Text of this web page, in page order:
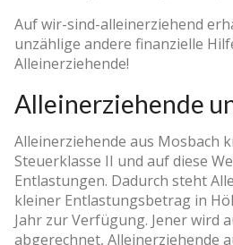
Auf wir-sind-alleinerziehend
unzählige andere finanzielle
Alleinerziehende!
Alleinerziehende
Alleinerziehende aus Mosbach
Steuerklasse II und auf diese
Entlastungen. Dadurch steht
kleiner Entlastungsbetrag in
Jahr zur Verfügung. Jener wird
abgerechnet, Alleinerziehende